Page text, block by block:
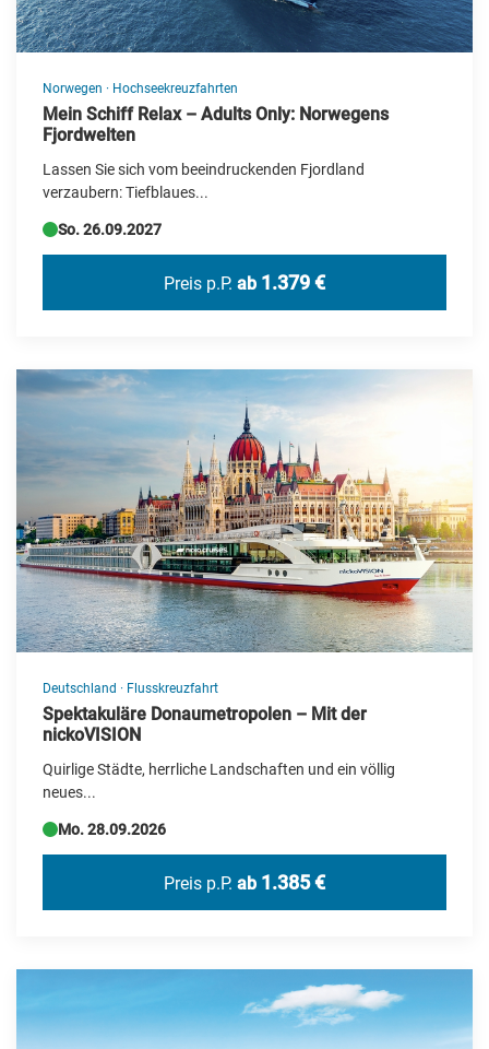
Niederlande
Norwegen
Polen
Portugal
Rumänien
Schweiz
Slowakei
Tschechien
USA
Ungarn
Usbekistan
Ägypten
Österreich
Norwegen · Hochseekreuzfahrten
Mein Schiff Relax – Adults Only: Norwegens
Fjordwelten
Lassen Sie sich vom beeindruckenden Fjordland
verzaubern: Tiefblaues...
So. 26.09.2027
Preis p.P. ab 1.379 €
Deutschland · Flusskreuzfahrt
Spektakuläre Donaumetropolen – Mit der
nickoVISION
Quirlige Städte, herrliche Landschaften und ein völlig
neues...
Mo. 28.09.2026
Preis p.P. ab 1.385 €